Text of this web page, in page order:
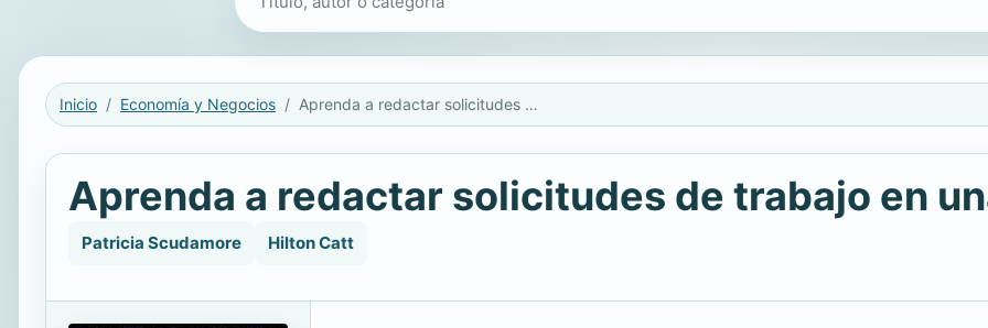
Inicio Economía y Negocios Aprenda a redactar solicitudes de trabajo en una semana
Aprenda a redactar solicitudes de trabajo en
Patricia Scudamore Hilton Catt